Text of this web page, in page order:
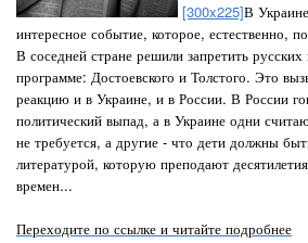
[300x225]В
интересное событие, которое, естественно,
В соседней стране решили запретить русских
программе: Достоевского и Толстого. Это
реакцию и в Украине, и в России. В России
политический выпад, а в Украине одни
не требуется, а другие - что дети должны
литературой, которую преподают
времен...
Переходите по ссылке и читайте подробнее